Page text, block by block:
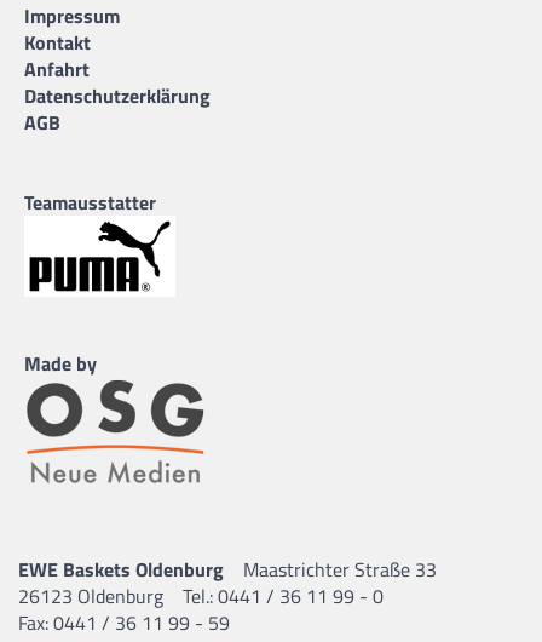
Impressum
Kontakt
Anfahrt
Datenschutzerklärung
AGB
Teamausstatter
Made by
EWE Baskets Oldenburg
Maastrichter Straße 33
26123 Oldenburg
Tel.: 0441 / 36 11 99 - 0
Fax: 0441 / 36 11 99 - 59